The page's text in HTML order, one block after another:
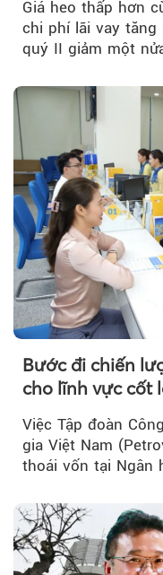
Giá heo thấp hơn
chi phí lãi vay tăng
quý II giảm một
Bước đi chiến
cho lĩnh vực cốt
Việc Tập đoàn
gia Việt Nam
thoái vốn tại Ngân